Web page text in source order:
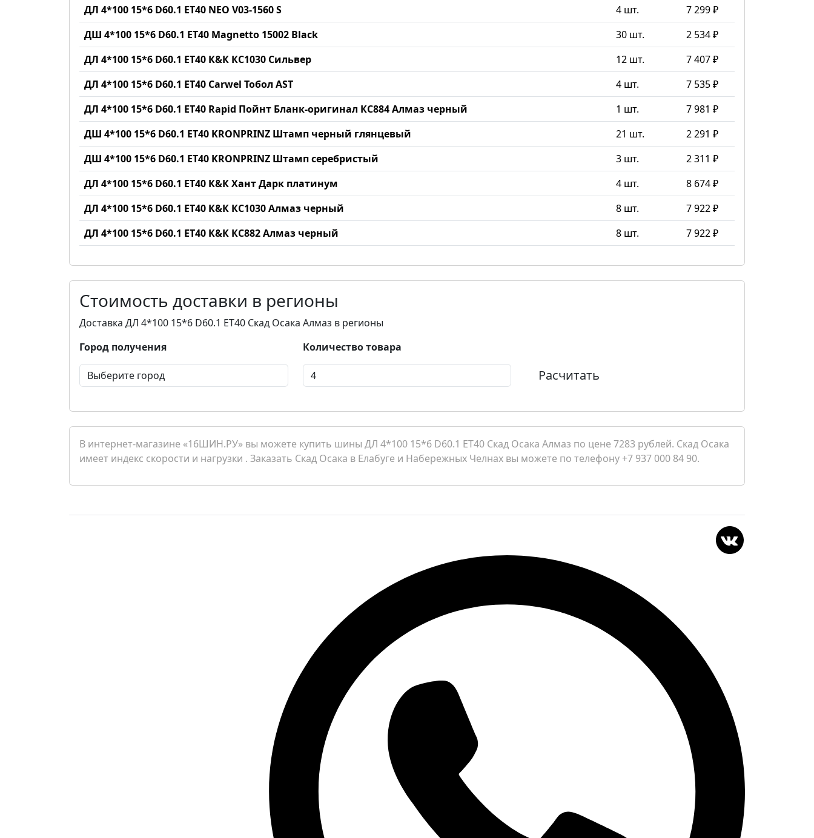
ДЛ 4*100 15*6 D60.1 ET40 NEO V03-1560 S
4 шт.
7 299 ₽
ДШ 4*100 15*6 D60.1 ET40 Magnetto 15002 Black
30 шт.
2 534 ₽
ДЛ 4*100 15*6 D60.1 ET40 К&К КС1030 Сильвер
12 шт.
7 407 ₽
ДЛ 4*100 15*6 D60.1 ET40 Carwel Тобол AST
4 шт.
7 535 ₽
ДЛ 4*100 15*6 D60.1 ET40 Rapid Пойнт Бланк-оригинал КС884 Алмаз черный
1 шт.
7 981 ₽
ДШ 4*100 15*6 D60.1 ET40 KRONPRINZ Штамп черный глянцевый
21 шт.
2 291 ₽
ДШ 4*100 15*6 D60.1 ET40 KRONPRINZ Штамп серебристый
3 шт.
2 311 ₽
ДЛ 4*100 15*6 D60.1 ET40 К&К Хант Дарк платинум
4 шт.
8 674 ₽
ДЛ 4*100 15*6 D60.1 ET40 К&К КС1030 Алмаз черный
8 шт.
7 922 ₽
ДЛ 4*100 15*6 D60.1 ET40 К&К КС882 Алмаз черный
8 шт. 7 922 ₽
Стоимость доставки в регионы
Доставка ДЛ 4*100 15*6 D60.1 ET40 Скад Осака Алмаз в регионы
Город получения
Количество товара
Расчитать
В интернет-магазине «16ШИН.РУ» вы можете купить шины ДЛ 4*100 15*6 D60.1 ET40 Скад Осака Алмаз по цене 7283 рублей. Скад Осака
имеет индекс скорости и нагрузки . Заказать Скад Осака в Елабуге и Набережных Челнах вы можете по телефону +7 937 000 84 90.